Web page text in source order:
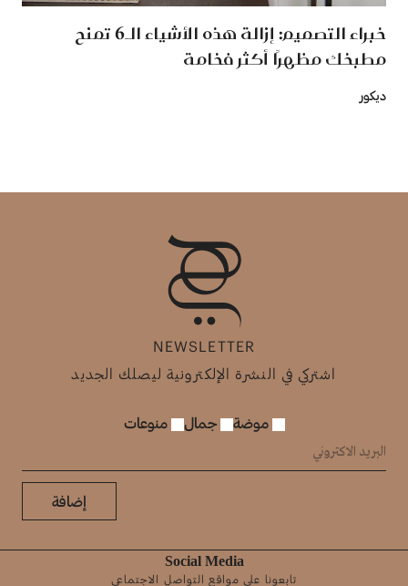
خبراء التصميم: إزالة هذه الأشياء الـ6 تمنح
مطبخك مظهرًا أكثر فخامة
ديكور
NEWSLETTER
اشتركي في النشرة الإلكترونية ليصلك الجديد
موضة جمال منوعات
إضافة
Social Media
تابعونا على مواقع التواصل الاجتماعي